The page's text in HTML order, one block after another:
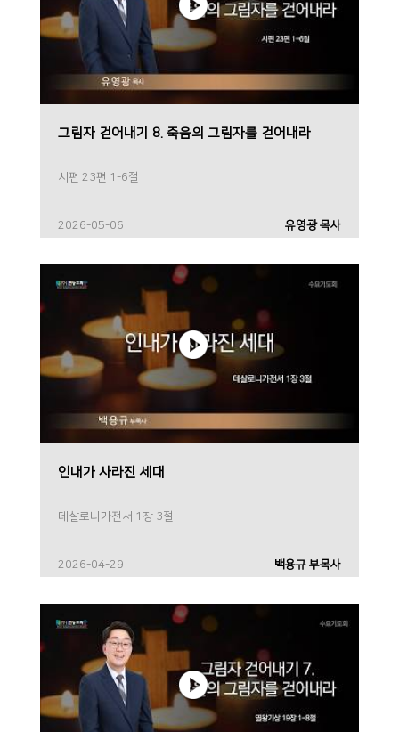
그림자 걷어내기 8. 죽음의 그림자를 걷어내라
시편 23편 1-6절
2026-05-06 유영광 목사
인내가 사라진 세대
데살로니가전서 1장 3절
2026-04-29 백용규 부목사